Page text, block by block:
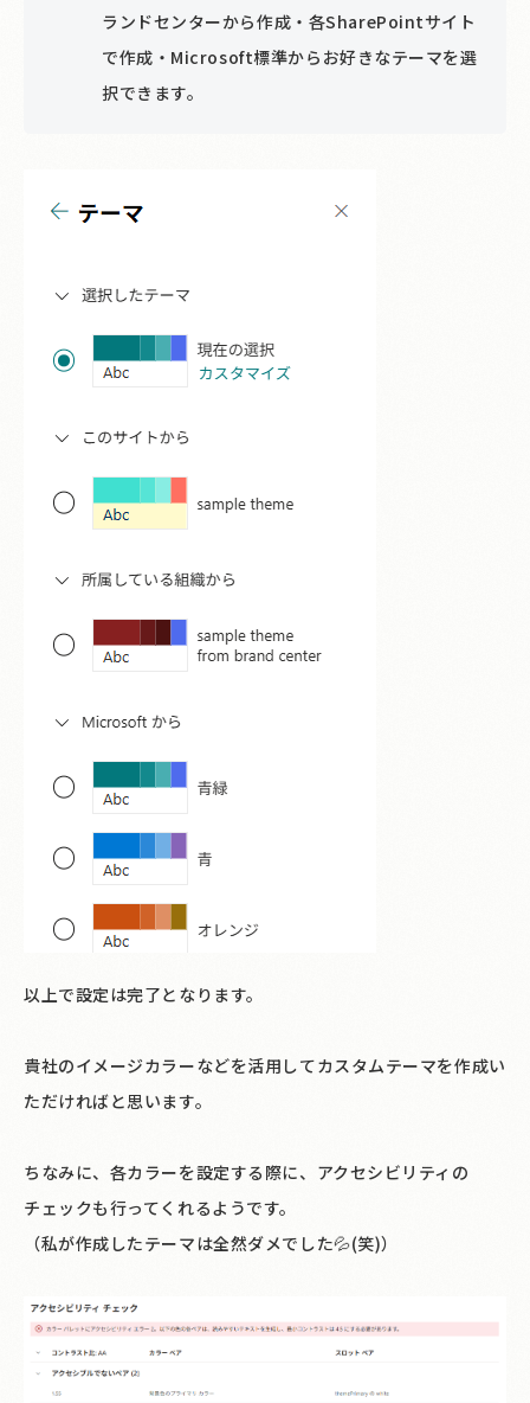
ランドセンターから作成・各SharePointサイト
で作成・Microsoft標準からお好きなテーマを選
択できます。
以上で設定は完了となります。
貴社のイメージカラーなどを活用してカスタムテーマを作成い
ただければと思います。
ちなみに、各カラーを設定する際に、アクセシビリティの
チェックも行ってくれるようです。
（私が作成したテーマは全然ダメでした💦(笑)）